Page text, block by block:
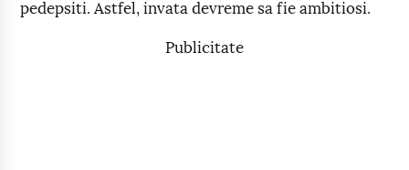
pedepsiti. Astfel, invata devreme sa fie ambitiosi.
Publicitate